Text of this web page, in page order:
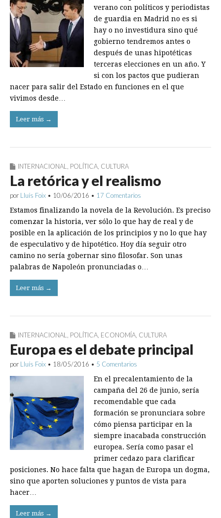
verano con políticos y periodistas
de guardia en Madrid no es si
hay o no investidura sino qué
gobierno tendremos antes o
después de unas hipotéticas
terceras elecciones en un año. Y
si con los pactos que pudieran
nacer para salir del Estado en funciones en el que
vivimos desde…
Leer más →
INTERNACIONAL POLÍTICA CULTURA
La retórica y el realismo
por Lluís Foix • 10/06/2016 • 17 Comentarios
Estamos finalizando la novela de la Revolución. Es preciso
comenzar la historia, ver sólo lo que hay de real y de
posible en la aplicación de los principios y no lo que hay
de especulativo y de hipotético. Hoy día seguir otro
camino no sería gobernar sino filosofar. Son unas
palabras de Napoleón pronunciadas o…
Leer más →
INTERNACIONAL POLÍTICA ECONOMÍA CULTURA
Europa es el debate principal
por Lluís Foix • 18/05/2016 • 5 Comentarios
En el precalentamiento de la
campaña del 26 de junio, sería
recomendable que cada
formación se pronunciara sobre
cómo piensa participar en la
siempre inacabada construcción
europea. Sería como pasar el
primer cedazo para clarificar
posiciones. No hace falta que hagan de Europa un dogma,
sino que aporten soluciones y puntos de vista para
hacer…
Leer más →